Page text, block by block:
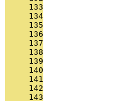
     133
     134
     135
     136
     137
     138
     139
     140
     141
     142
     143